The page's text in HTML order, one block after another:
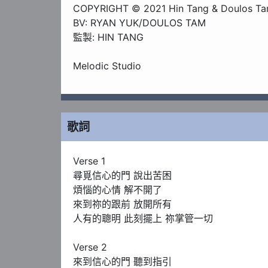
COPYRIGHT © 2021 Hin Tang & Doulos
BV: RYAN YUK/DOULOS TAM
監製: HIN TANG
Melodic Studio
http://www.facebook.com/hintangstudio/​​
Instagram Page
歌詞
Verse 1
尋覓信心的門 說出苦困
煩惱的心情 解不開了
來到祢的跟前 放開所有
人有的聰明 此刻擺上 祢掌管一切
Verse 2
來到信心的門 聽到指引